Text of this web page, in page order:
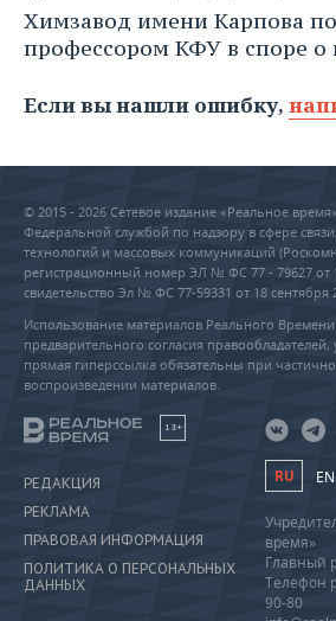
Химзавод имени Карпова
профессором КФУ в споре о
Если вы нашли ошибку,
© 2015 - 2026 Сетевое издание «Реальное
Федеральной службой по надзору в сфере
технологий и массовых коммуникаций
регистрационный номер ЭЛ № ФС 77 - 79627 от
свидетельство Эл № ФС 77-59331 от 18 сентября
Использование материалов Реального
предварительного согласия
прямая гиперссылка обязательны при
воспроизведении материалов.
18+
РЕДАКЦИЯ
РЕКЛАМА
ПРАВОВАЯ ИНФОРМАЦИЯ
ПОЛИТИКА О ПЕРСОНАЛЬНЫХ
ДАННЫХ
RU EN
время»
Главный
Телефон
90-80